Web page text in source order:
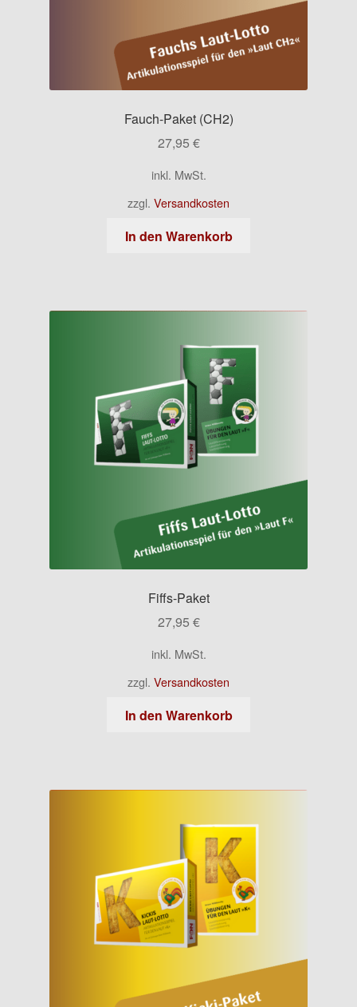
Fauch-Paket (CH2)
27,95 €
inkl. MwSt.
zzgl. Versandkosten
In den Warenkorb
Fiffs-Paket
27,95 €
inkl. MwSt.
zzgl. Versandkosten
In den Warenkorb